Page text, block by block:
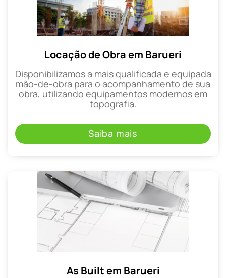
Locação de Obra em Barueri
Disponibilizamos a mais qualificada e equipada
mão-de-obra para o acompanhamento de sua
obra, utilizando equipamentos modernos em
topografia.
Saiba mais
As Built em Barueri